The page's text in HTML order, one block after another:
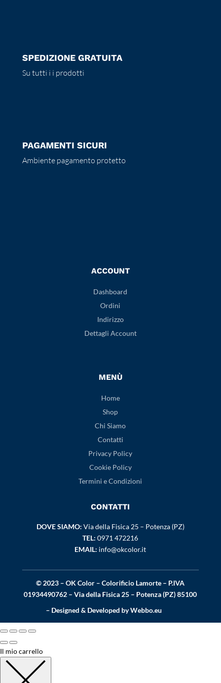
SPEDIZIONE GRATUITA
Su tutti i i prodotti
PAGAMENTI SICURI
Ambiente pagamento protetto
ACCOUNT
Dashboard
Ordini
Indirizzo
Dettagli Account
MENÙ
Home
Shop
Chi Siamo
Contatti
Privacy Policy
Cookie Policy
Termini e Condizioni
CONTATTI
DOVE SIAMO: Via della Fisica 25 – Potenza (PZ)
TEL: 0971 472216
EMAIL: info@okcolor.it
© 2023 – OK Color – Colorificio Lamorte – P.IVA
01934490762 – Via della Fisica 25 – Potenza (PZ) 85100
– Designed & Developed byWebbo.eu
Il mio carrello